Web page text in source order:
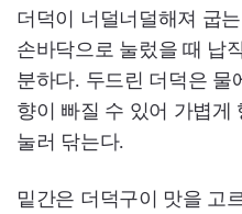
더덕이 너덜너덜해져 굽
손바닥으로 눌렀을 때 납
분하다. 두드린 더덕은 물
향이 빠질 수 있어 가볍게
눌러 닦는다.
밑간은 더덕구이 맛을 고